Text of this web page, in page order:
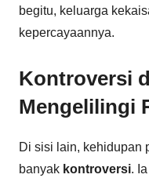
begitu, keluarga
kepercayaannya.
Kontroversi
Mengelilingi
Di sisi lain, kehidupan
banyak kontroversi.